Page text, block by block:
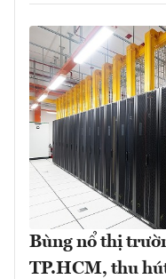
Bùng nổ thị
TP.HCM, thu